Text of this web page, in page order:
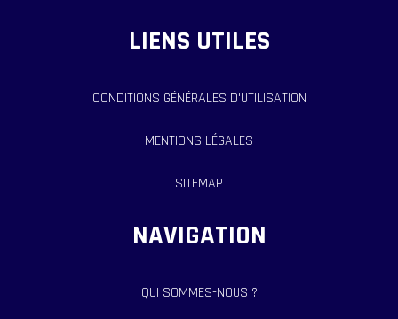
LIENS UTILES
CONDITIONS GÉNÉRALES D'UTILISATION
MENTIONS LÉGALES
SITEMAP
NAVIGATION
QUI SOMMES-NOUS ?